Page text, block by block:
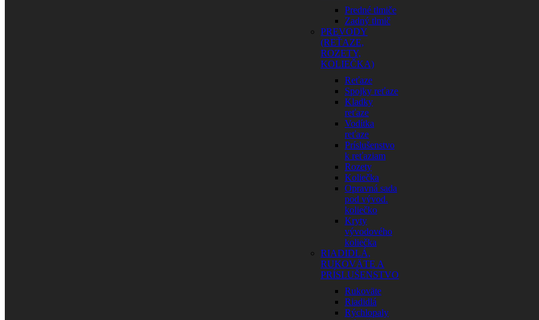
Predné tlmiče
Zadný tlmič
PREVODY
(REŤAZE,
ROZETY,
KOLIEČKA)
Reťaze
Spojky reťaze
Kladky
reťaze
Vodítka
reťaze
Príslušenstvo
k reťaziam
Rozety
Koliečka
Opravná sada
pod vývod.
koliečko
Kryty
vývodového
koliečka
RIADIDLÁ,
RUKOVÄTE A
PRÍSLUŠENSTVO
Rukoväte
Riadidlá
Rýchlopaly